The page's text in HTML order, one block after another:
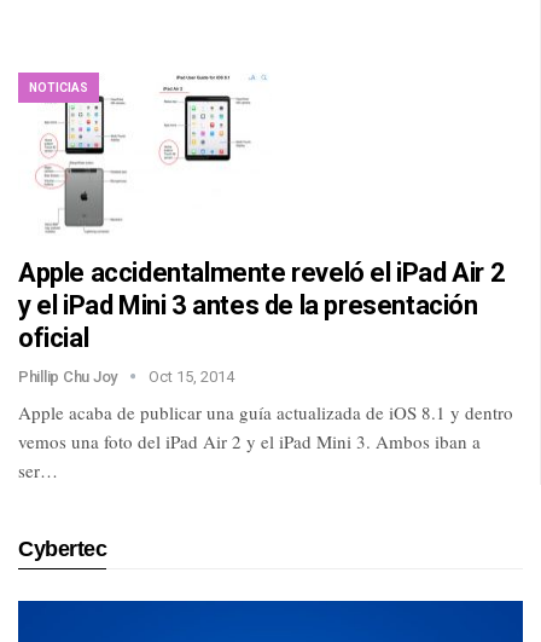
NOTICIAS
Apple accidentalmente reveló el iPad Air 2
y el iPad Mini 3 antes de la presentación
oficial
Phillip Chu Joy Oct 15, 2014
Apple acaba de publicar una guía actualizada de iOS 8.1 y dentro
vemos una foto del iPad Air 2 y el iPad Mini 3. Ambos iban a
ser…
Cybertec